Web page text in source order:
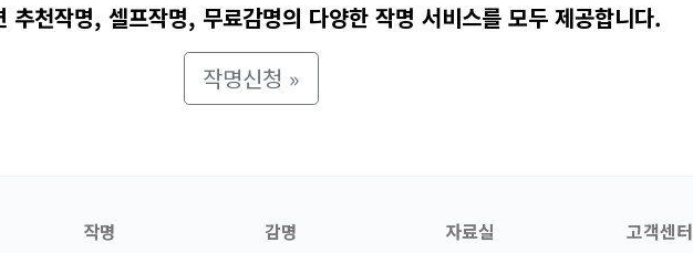
추천작명, 셀프작명, 무료감명의 다양한 작명 서비스를 모두 제공합니다.
작명신청 »
작명
감명
자료실
고객센터